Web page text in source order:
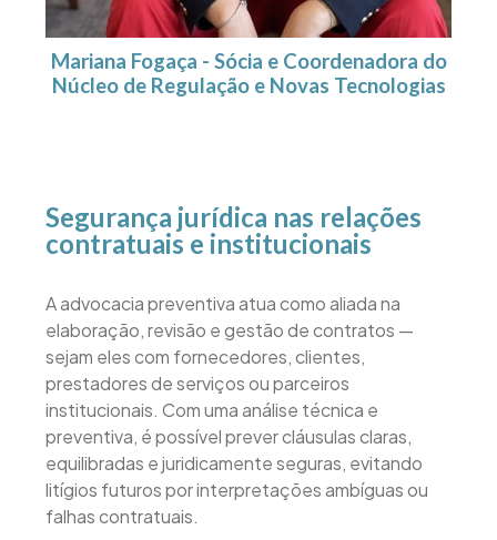
Mariana Fogaça - Sócia e Coordenadora do
Núcleo de Regulação e Novas Tecnologias
Segurança jurídica nas relações
contratuais e institucionais
A advocacia preventiva atua como aliada na
elaboração, revisão e gestão de contratos —
sejam eles com fornecedores, clientes,
prestadores de serviços ou parceiros
institucionais. Com uma análise técnica e
preventiva, é possível prever cláusulas claras,
equilibradas e juridicamente seguras, evitando
litígios futuros por interpretações ambíguas ou
falhas contratuais.